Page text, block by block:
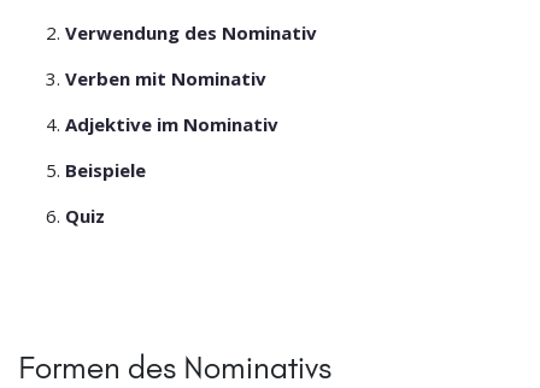
Verwendung des Nominativ
Verben mit Nominativ
Adjektive im Nominativ
Beispiele
Quiz
Formen des Nominativs